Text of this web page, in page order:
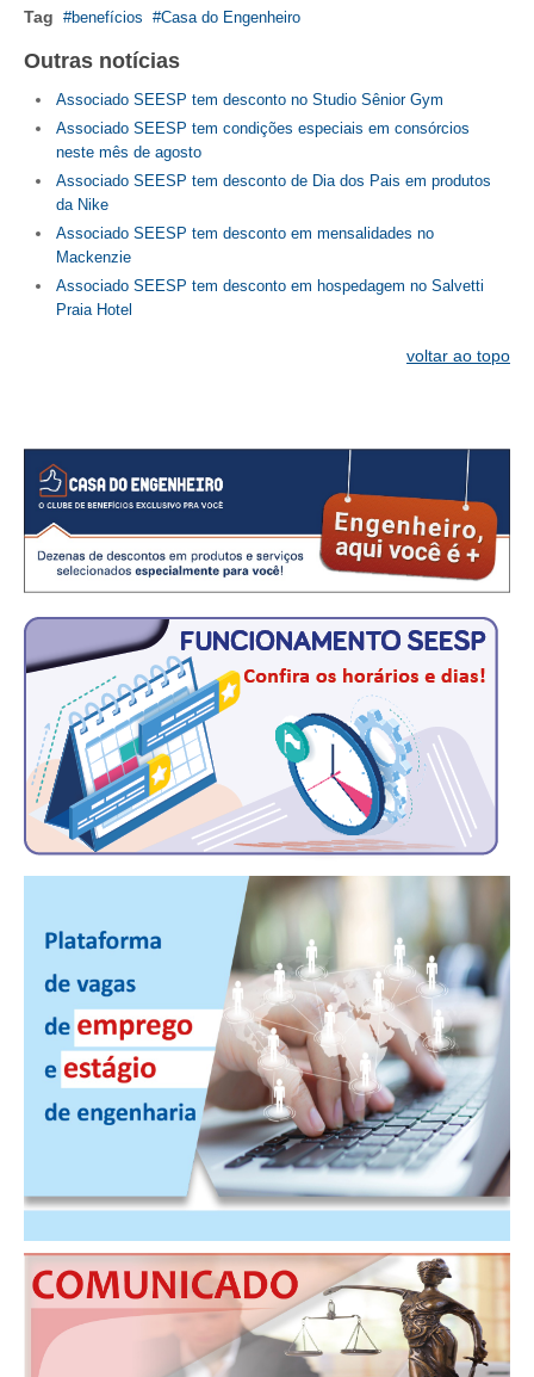
RES 1.002/2002 – CÓDIGO DE ÉTICA
HOMOLOGAÇÕES
PISO SALARIAL
APRESENTAÇÃO
EMPREGO E ESTÁGIO
NEWSLETTER
GUIA DAS ENGENHARIAS
CONTATO
ENGENHEIRO EMPREENDEDOR
SEESP EDUCAÇÃO
PLATAFORMAS GRATUITAS
BENEFÍCIOS
APOSENTADORIA
PLANO DE SAÚDE
SEESPPREV
CONSÓRCIOS
CAMPANHAS SALARIAIS
PALAVRA DO MURILO
NOTÍCIAS
CONTEÚDO ESPECIAL
JORNAL DO ENGENHEIRO
Tag benefícios Casa do Engenheiro
Outras notícias
Associado SEESP tem desconto no Studio Sênior Gym
Associado SEESP tem condições especiais em consórcios
neste mês de agosto
Associado SEESP tem desconto de Dia dos Pais em produtos
da Nike
Associado SEESP tem desconto em mensalidades no
Mackenzie
Associado SEESP tem desconto em hospedagem no Salvetti
Praia Hotel
voltar ao topo